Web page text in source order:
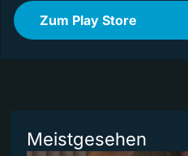
Zum Play Store
Meistgesehen